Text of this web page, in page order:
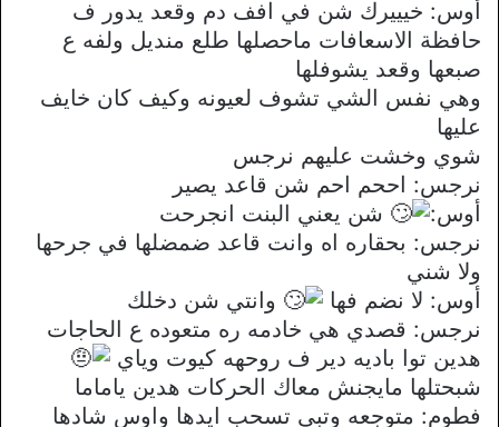
أوس: خيييرك شن في افف دم وقعد يدور ف
حافظة الاسعافات ماحصلها طلع منديل ولفه ع
صبعها وقعد يشوفلها
وهي نفس الشي تشوف لعيونه وكيف كان خايف
عليها
شوي وخشت عليهم نرجس
نرجس: اححم احم شن قاعد يصير
أوس:
شن يعني البنت انجرحت
نرجس: بحقاره اه وانت قاعد ضمضلها في جرحها
ولا شني
أوس: لا نضم فها
وانتي شن دخلك
نرجس: قصدي هي خادمه ره متعوده ع الحاجات
هدين توا باديه دير ف روحهه كيوت وياي
شبحتلها مايجنش معاك الحركات هدين ياماما
فطوم: متوجعه وتبي تسحب ايدها واوس شادها